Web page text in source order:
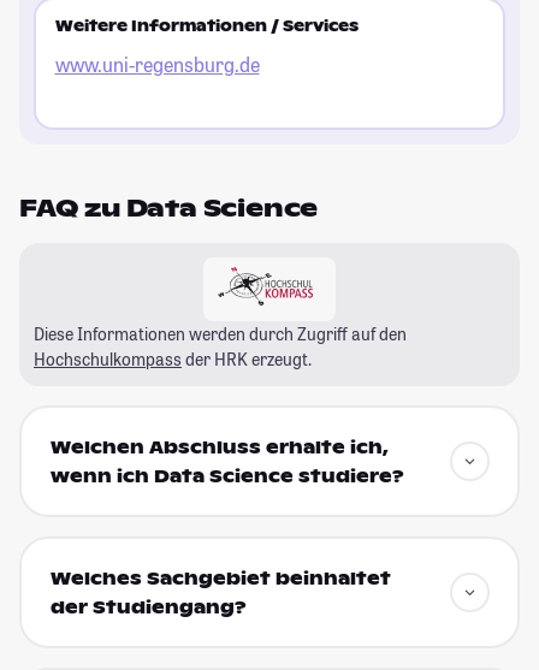
Weitere Informationen / Services
www.uni-regensburg.de
FAQ zu Data Science
Diese Informationen werden durch Zugriff auf den
Hochschulkompass der HRK erzeugt.
Welchen Abschluss erhalte ich,
wenn ich Data Science studiere?
Welches Sachgebiet beinhaltet
der Studiengang?